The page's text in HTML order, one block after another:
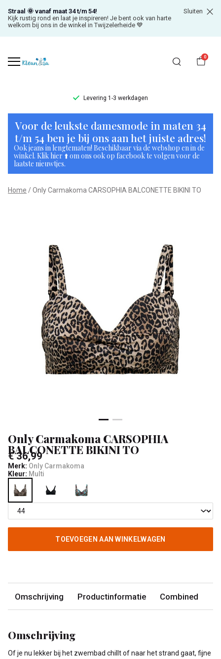
Straal 🌞 vanaf maat 34 t/m 54!
Kijk rustig rond en laat je inspireren! Je bent ook van harte
welkom bij ons in de winkel in Twijzelerheide 💙
Sluiten
0
Levering 1-3 werkdagen
Only
Carmakoma
CARSOPHIA
BALCONETTE
BIKINI
Klean
Voor de leukste damesmode in maten 34
t/m 54 ben je bij ons aan het juiste adres!
Ook jeans in lengtematen! Beschikbaar via de webshop en in de
winkel. Klik hier ⬆️ om ons ook op facebook te volgen voor de
laatste nieuwtjes.
Home Only Carmakoma CARSOPHIA BALCONETTE BIKINI TO
Only Carmakoma CARSOPHIA
BALCONETTE BIKINI TO
€ 36,99
Merk: Only Carmakoma
Kleur: Multi
TOEVOEGEN AAN WINKELWAGEN
Omschrijving Productinformatie Combined
Omschrijving
Of je nu lekker bij het zwembad chillt of naar het strand gaat, fijne